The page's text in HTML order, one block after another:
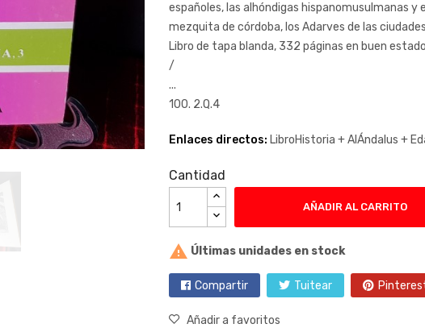
españoles, las alhóndigas hispanomusulmanas y
mezquita de córdoba, los Adarves de las
Libro de tapa blanda, 332 páginas en buen
/
...
100. 2.Q.4
Enlaces directos: LibroHistoria +AlÁndalus +
Cantidad
AÑADIR AL CARRITO
 Últimas unidades en stock
Compartir Tuitear
Añadir a favoritos